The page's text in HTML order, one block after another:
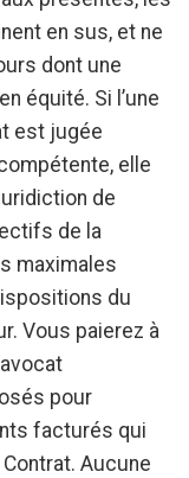
en sus, et ne
dont une
équité. Si l’une
est jugée
elle
de
de la
maximales
du
Vous paierez à
pour
facturés qui
Aucune